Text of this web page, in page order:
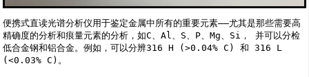
便携式直读光谱分析仪用于鉴定金属中所有的重要元素——尤其是那些需要高
精确度的分析和痕量元素的分析，如C、Al、S、P、Mg、Si， 并可以分检
低合金钢和铝合金。例如，可以分辨316 H (>0.04% C) 和 316 L
(<0.03% C)。